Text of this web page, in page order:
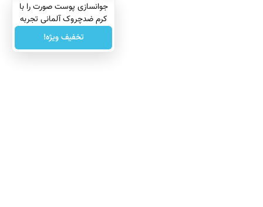
جوانسازی پوست صورت را با
کرم ضدچروک آلمانی تجربه
کنید!
تخفیف ویژه!